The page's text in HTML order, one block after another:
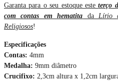
Garanta para o seu estoque esteterço
com contas em hematita da Lírio
Religiosos!
Especificações
Contas: 4mm
Medalha: 9mm diâmetro
Crucifixo: 2,3cm altura x 1,2cm